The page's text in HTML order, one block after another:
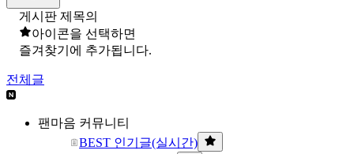
게시판 제목의
아이콘을 선택하면
즐겨찾기에 추가됩니다.
전체글
팬마음 커뮤니티
BEST 인기글(실시간)